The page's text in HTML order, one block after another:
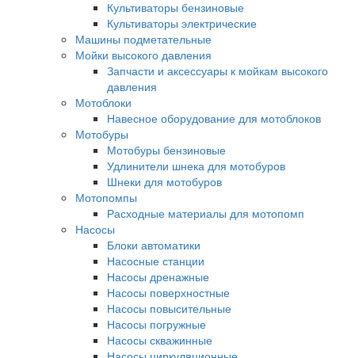
Культиваторы бензиновые
Культиваторы электрические
Машины подметательные
Мойки высокого давления
Запчасти и аксессуары к мойкам высокого
давления
Мотоблоки
Навесное оборудование для мотоблоков
Мотобуры
Мотобуры бензиновые
Удлинители шнека для мотобуров
Шнеки для мотобуров
Мотопомпы
Расходные материалы для мотопомп
Насосы
Блоки автоматики
Насосные станции
Насосы дренажные
Насосы поверхностные
Насосы повысительные
Насосы погружные
Насосы скважинные